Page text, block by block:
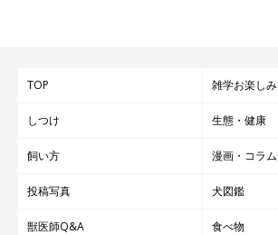
TOP 雑学お楽しみ
しつけ 生態・健康
飼い方 漫画・コラム
投稿写真 犬図鑑
獣医師Q&A 食べ物